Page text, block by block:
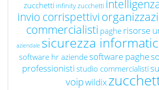
zucchetti infinity zucchetti
invio corrispettivi
commercialisti paghe risorse
aziendale sicurezza
software hr aziendesoftware paghe
professionisti studio commercialisti
voipwildix